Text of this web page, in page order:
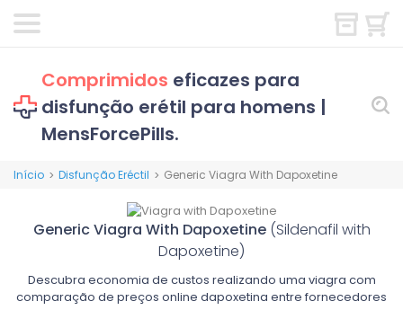
Comprimidos eficazes para
disfunção erétil para homens |
MensForcePills.
Início > Disfunção Eréctil > Generic Viagra With Dapoxetine
Generic Viagra With Dapoxetine (Sildenafil with
Dapoxetine)
Descubra economia de custos realizando uma viagra com
comparação de preços online dapoxetina entre fornecedores